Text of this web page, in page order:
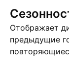
Отображает
предыдущие